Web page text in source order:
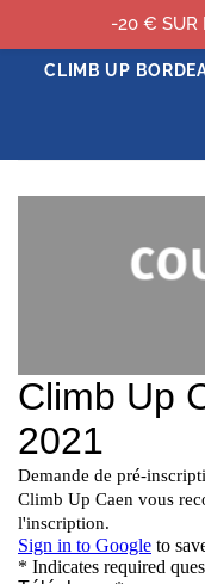
PasserCLIMB UP
-20 € SUR